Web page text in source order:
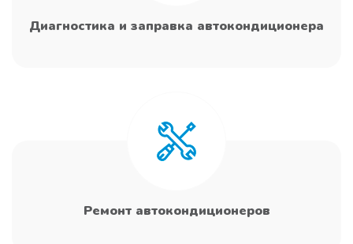
Диагностика и заправка автокондиционера
Ремонт автокондиционеров